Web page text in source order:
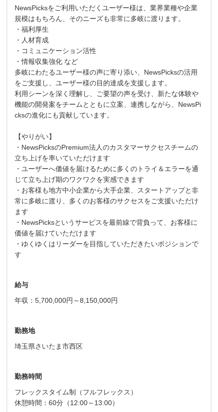
NewsPicksをご利用いただくユーザー様は、業界業種や企業
規模はもちろん、そのニーズも非常に多岐に渡ります。
・福利厚生
・人材育成
・コミュニケーション活性
・情報収集強化 など
多岐にわたるユーザー様の声に寄り添い、NewsPicksの活用
をご支援し、ユーザー様の目的達成を支援します。
利用シーンを深く理解し、ご要望の声を受け、新たな体験や
機能の開発案をチームとともに立案、連携しながら、NewsPi
cksの進化にも貢献しています。
【やりがい】
・NewsPicksのPremium法人のカスタマーサクセスチームの
立ち上げを率いていただけます
・ユーザーへ価値を届けるために多くのトライ＆エラーを通
じて立ち上げ期のワクワクを実感できます
・お客様も地方中小企業から大手企業、スタートアップと非
常に多岐に渡り、多くのお客様のサクセスをご支援いただけ
ます
・NewsPicksというサービスを最前線で背負って、お客様に
価値を届けていただけます
・ゆくゆくはリーダーを目指していただきたいポジションで
す
給与
年収：5,700,000円～8,150,000円
勤務地
埼玉県さいたま市西区
勤務時間
フレックスタイム制（フルフレックス）
休憩時間：60分（12:00～13:00）